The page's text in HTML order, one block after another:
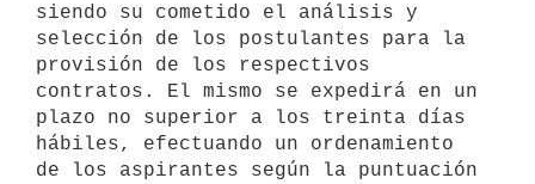
siendo su cometido el análisis y
selección de los postulantes para la
provisión de los respectivos
contratos. El mismo se expedirá en un
plazo no superior a los treinta días
hábiles, efectuando un ordenamiento
de los aspirantes según la puntuación